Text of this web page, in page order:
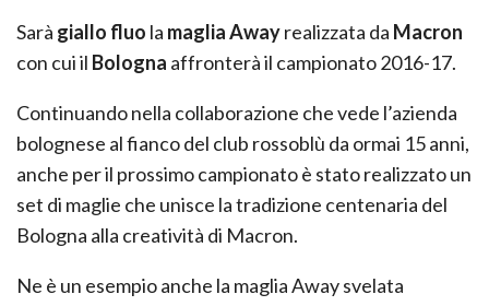
Sarà giallo fluo la maglia Awayrealizzata da Macron
con cui il Bologna affronterà il campionato 2016-17.
Continuando nella collaborazione che vede l’azienda
bolognese al fianco del club rossoblù da ormai 15 anni,
anche per il prossimo campionato è stato realizzato un
set di maglie che unisce la tradizione centenaria del
Bologna alla creatività di Macron.
Ne è un esempio anche la maglia Away svelata